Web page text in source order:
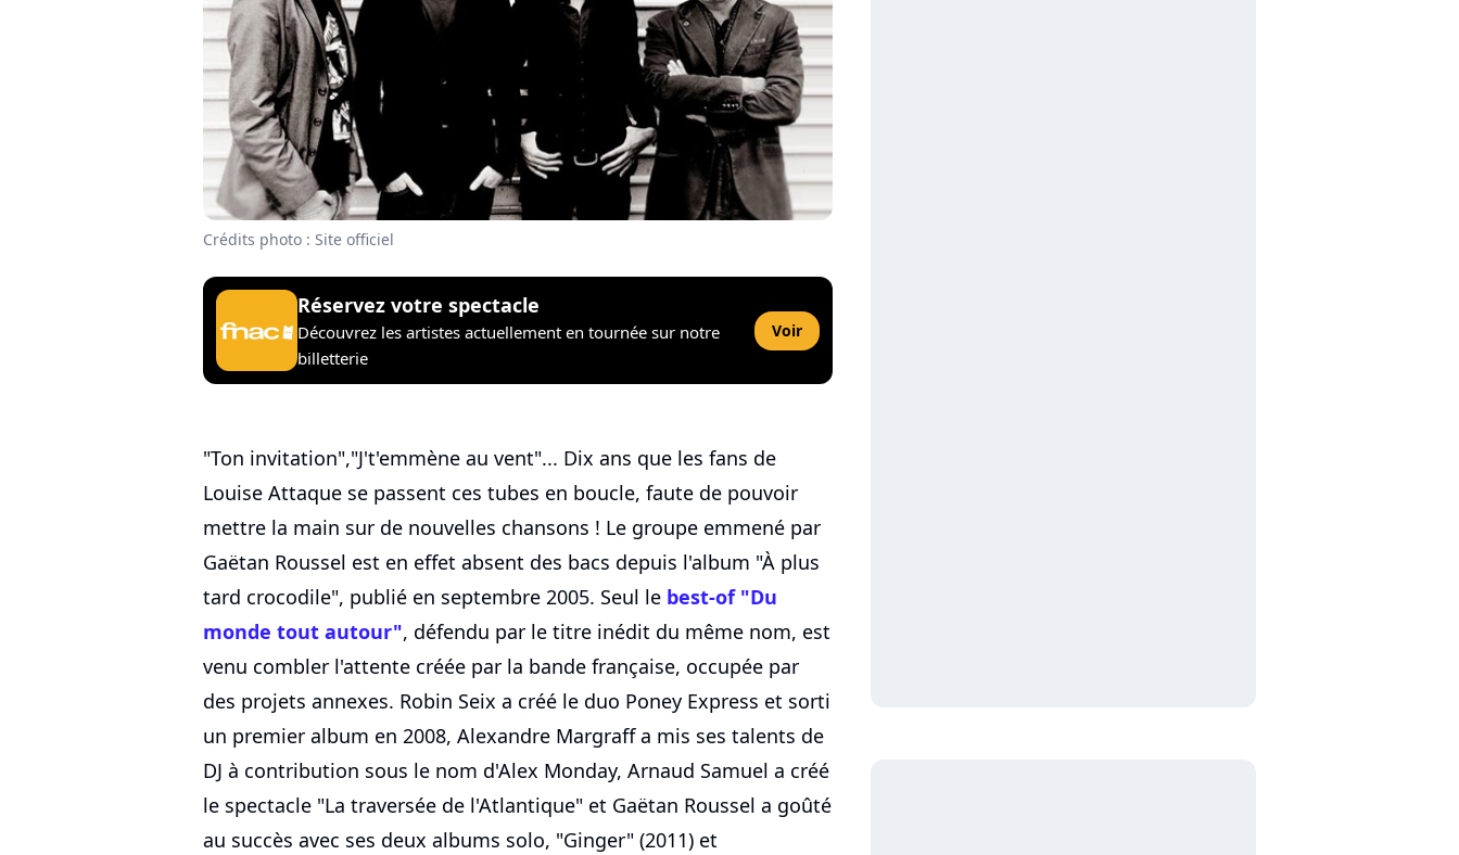
Crédits photo : Site officiel
Réservez votre spectacle
Découvrez les artistes actuellement en tournée sur notre
billetterie
Voir
"Ton invitation","J't'emmène au vent"... Dix ans que les fans de
Louise Attaque se passent ces tubes en boucle, faute de pouvoir
mettre la main sur de nouvelles chansons ! Le groupe emmené par
Gaëtan Roussel est en effet absent des bacs depuis l'album "À plus
tard crocodile", publié en septembre 2005. Seul le best-of "Du
monde tout autour", défendu par le titre inédit du même nom, est
venu combler l'attente créée par la bande française, occupée par
des projets annexes. Robin Seix a créé le duo Poney Express et sorti
un premier album en 2008, Alexandre Margraff a mis ses talents de
DJ à contribution sous le nom d'Alex Monday, Arnaud Samuel a créé
le spectacle "La traversée de l'Atlantique" et Gaëtan Roussel a goûté
au succès avec ses deux albums solo, "Ginger" (2011) et